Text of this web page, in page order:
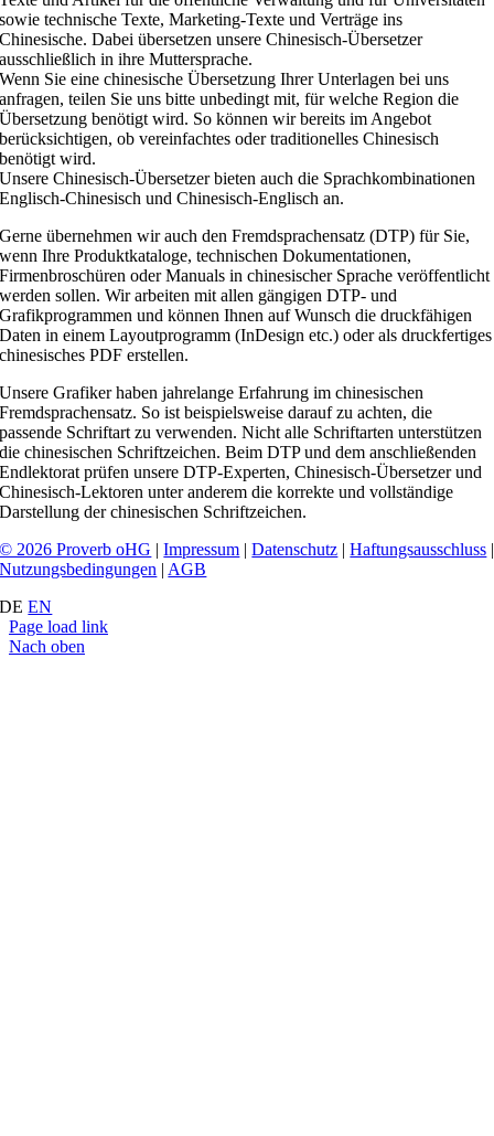
sowie technische Texte, Marketing-Texte und Verträge ins
Chinesische. Dabei übersetzen unsere Chinesisch-Übersetzer
ausschließlich in ihre Muttersprache.
Wenn Sie eine chinesische Übersetzung Ihrer Unterlagen bei uns
anfragen, teilen Sie uns bitte unbedingt mit, für welche Region die
Übersetzung benötigt wird. So können wir bereits im Angebot
berücksichtigen, ob vereinfachtes oder traditionelles Chinesisch
benötigt wird.
Unsere Chinesisch-Übersetzer bieten auch die Sprachkombinationen
Englisch-Chinesisch und Chinesisch-Englisch an.
Gerne übernehmen wir auch den Fremdsprachensatz (DTP) für Sie,
wenn Ihre Produktkataloge, technischen Dokumentationen,
Firmenbroschüren oder Manuals in chinesischer Sprache veröffentlicht
werden sollen. Wir arbeiten mit allen gängigen DTP- und
Grafikprogrammen und können Ihnen auf Wunsch die druckfähigen
Daten in einem Layoutprogramm (InDesign etc.) oder als druckfertiges
chinesisches PDF erstellen.
Unsere Grafiker haben jahrelange Erfahrung im chinesischen
Fremdsprachensatz. So ist beispielsweise darauf zu achten, die
passende Schriftart zu verwenden. Nicht alle Schriftarten unterstützen
die chinesischen Schriftzeichen. Beim DTP und dem anschließenden
Endlektorat prüfen unsere DTP-Experten, Chinesisch-Übersetzer und
Chinesisch-Lektoren unter anderem die korrekte und vollständige
Darstellung der chinesischen Schriftzeichen.
© 2026 Proverb oHG |Impressum |Datenschutz |Haftungsausschluss |
Nutzungsbedingungen | AGB
DE EN
Page load link
Nach oben